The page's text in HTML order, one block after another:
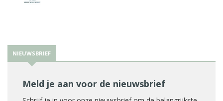
NIEUWSBRIEF
Meld je aan voor de nieuwsbrief